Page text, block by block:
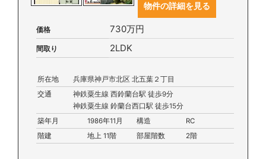
物件の詳細を見る
価格 730万円
間取り 2LDK
所在地
兵庫県神戸市北区 北五葉２丁目
交通
神鉄粟生線 西鈴蘭台駅 徒歩9分
神鉄粟生線 鈴蘭台西口駅 徒歩15分
築年月
1986年11月 構造
RC
階建
地上 11階 部屋階数 2階